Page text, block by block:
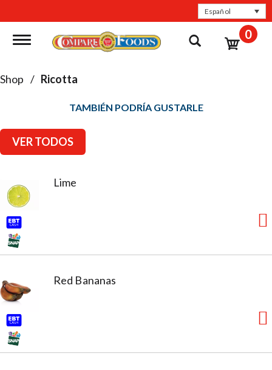
Español
Toggle navigation 0
Shop / Ricotta
TAMBIÉN PODRÍA GUSTARLE
VER TODOS
Lime
Red Bananas